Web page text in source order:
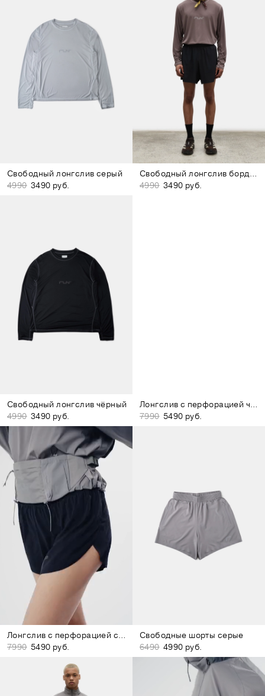
Свободный лонгслив серый
4990 3490 руб.
Свободный лонгслив бордово-коричневый
4990 3490 руб.
Свободный лонгслив чёрный
4990 3490 руб.
Лонгслив с перфорацией чёрный
7990 5490 руб.
Лонгслив с перфорацией серый
7990 5490 руб.
Свободные шорты серые
6490 4990 руб.